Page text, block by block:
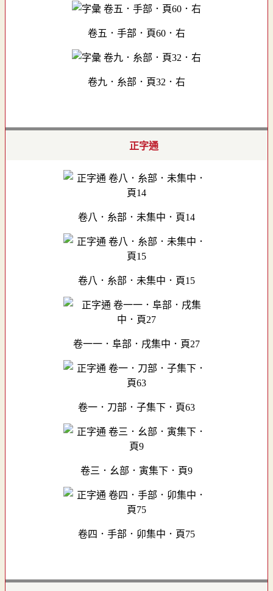
卷五．手部．頁60．右
卷九．糸部．頁32．右
正字通
卷八．糸部．未集中．頁14
卷八．糸部．未集中．頁15
卷一一．阜部．戌集中．頁27
卷一．刀部．子集下．頁63
卷三．幺部．寅集下．頁9
卷四．手部．卯集中．頁75